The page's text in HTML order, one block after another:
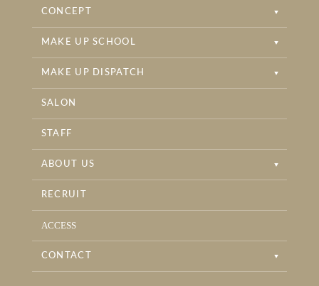
CONCEPT
MAKE UP SCHOOL
MAKE UP DISPATCH
SALON
STAFF
ABOUT US
RECRUIT
ACCESS
CONTACT